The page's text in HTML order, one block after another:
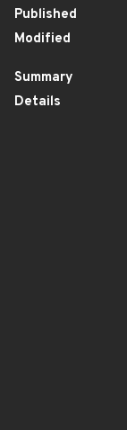
Published
Modified
Summary
Details